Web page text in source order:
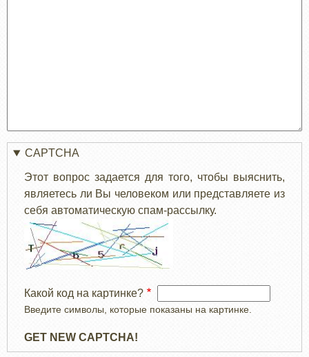
CAPTCHA
Этот вопрос задается для того, чтобы выяснить,
являетесь ли Вы человеком или представляете из
себя автоматическую спам-рассылку.
Какой код на картинке?
Введите символы, которые показаны на картинке.
GET NEW CAPTCHA!